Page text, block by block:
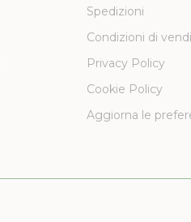
Spedizioni
Condizioni di
Privacy Policy
Cookie Policy
Aggiorna le